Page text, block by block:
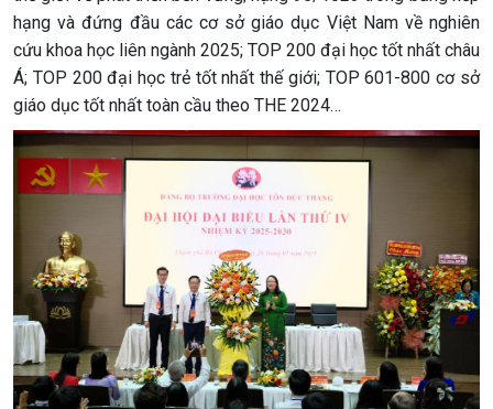
hạng và đứng đầu các cơ sở giáo dục Việt Nam về nghiên
cứu khoa học liên ngành 2025; TOP 200 đại học tốt nhất châu
Á; TOP 200 đại học trẻ tốt nhất thế giới; TOP 601-800 cơ sở
giáo dục tốt nhất toàn cầu theo THE 2024…